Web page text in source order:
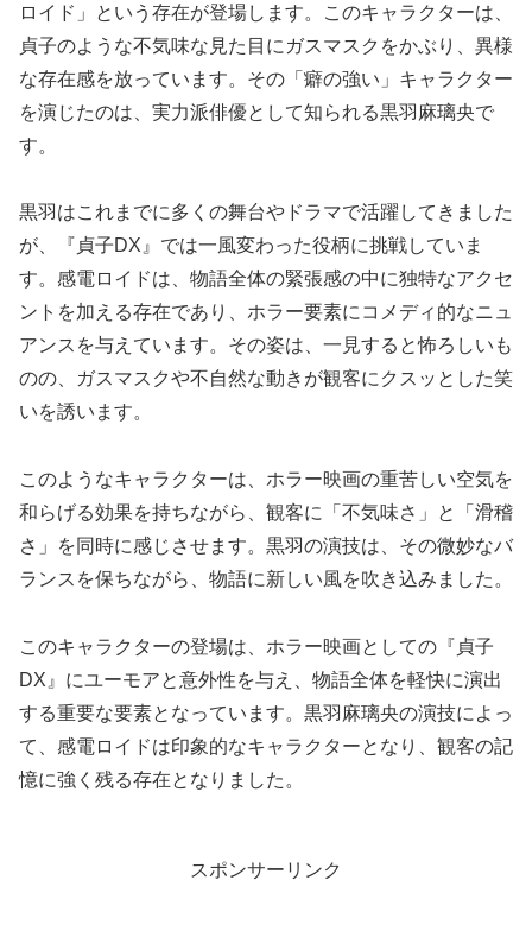
ロイド」という存在が登場します。このキャラクターは、
貞子のような不気味な見た目にガスマスクをかぶり、異様
な存在感を放っています。その「癖の強い」キャラクター
を演じたのは、実力派俳優として知られる黒羽麻璃央で
す。
黒羽はこれまでに多くの舞台やドラマで活躍してきました
が、『貞子DX』では一風変わった役柄に挑戦していま
す。感電ロイドは、物語全体の緊張感の中に独特なアクセ
ントを加える存在であり、ホラー要素にコメディ的なニュ
アンスを与えています。その姿は、一見すると怖ろしいも
のの、ガスマスクや不自然な動きが観客にクスッとした笑
いを誘います。
このようなキャラクターは、ホラー映画の重苦しい空気を
和らげる効果を持ちながら、観客に「不気味さ」と「滑稽
さ」を同時に感じさせます。黒羽の演技は、その微妙なバ
ランスを保ちながら、物語に新しい風を吹き込みました。
このキャラクターの登場は、ホラー映画としての『貞子
DX』にユーモアと意外性を与え、物語全体を軽快に演出
する重要な要素となっています。黒羽麻璃央の演技によっ
て、感電ロイドは印象的なキャラクターとなり、観客の記
憶に強く残る存在となりました。
スポンサーリンク